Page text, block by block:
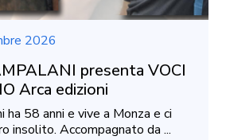
2026
presenta VOCI
Arca edizioni
58 anni e vive a Monza e ci
insolito. Accompagnato da ...